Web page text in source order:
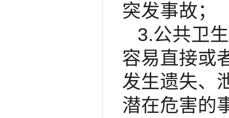
突发事故；
3.公共卫
容易直接或
发生遗失、
潜在危害的